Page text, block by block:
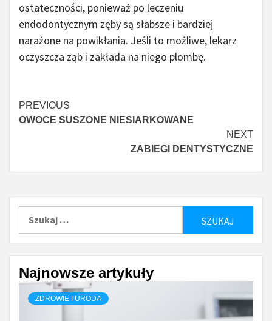
ostateczności, ponieważ po leczeniu
endodontycznym zęby są słabsze i bardziej
narażone na powikłania. Jeśli to możliwe, lekarz
oczyszcza ząb i zakłada na niego plombę.
Continue
Reading
PREVIOUS
OWOCE SUSZONE NIESIARKOWANE
NEXT
ZABIEGI DENTYSTYCZNE
Najnowsze artykuły
ZDROWIE I URODA